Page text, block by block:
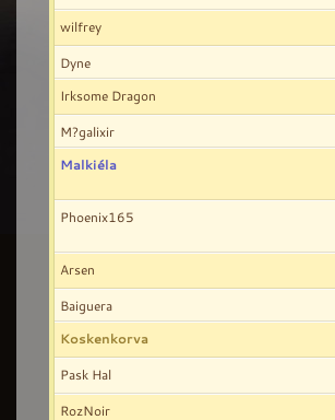
wilfrey
Dyne
Irksome Dragon
M?galixir
Malkiéla
Phoenix165
Arsen
Baiguera
Koskenkorva
Pask Hal
RozNoir